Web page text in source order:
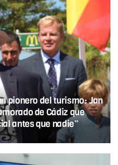
pionero del turismo: Jan
de Cádiz que
antes que nadie”